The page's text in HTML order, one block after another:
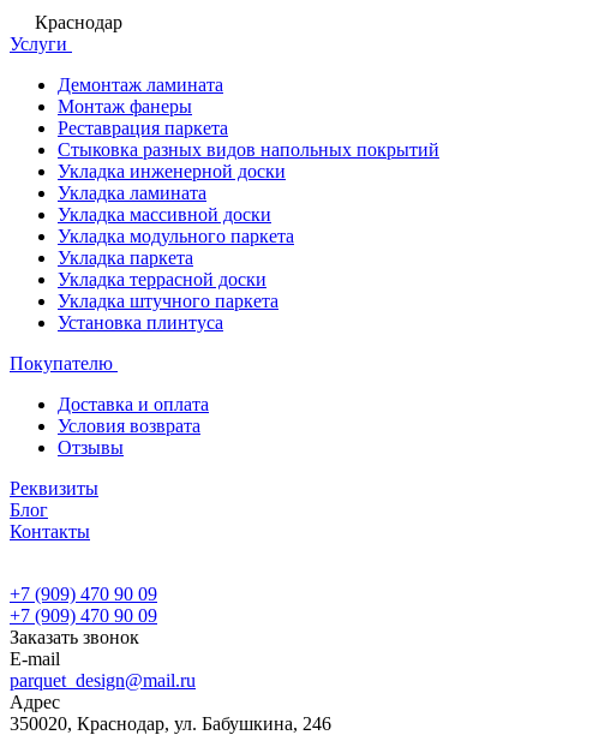
Краснодар
Услуги
Демонтаж ламината
Монтаж фанеры
Реставрация паркета
Стыковка разных видов напольных покрытий
Укладка инженерной доски
Укладка ламината
Укладка массивной доски
Укладка модульного паркета
Укладка паркета
Укладка террасной доски
Укладка штучного паркета
Установка плинтуса
Покупателю
Доставка и оплата
Условия возврата
Отзывы
Реквизиты
Блог
Контакты
+7 (909) 470 90 09
+7 (909) 470 90 09
Заказать звонок
E-mail
parquet_design@mail.ru
Адрес
350020, Краснодар, ул. Бабушкина, 246